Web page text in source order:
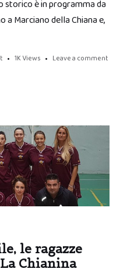
storico è in programma da
a Marciano della Chiana e,
1K Views Leave a comment
le ragazze
Chianina